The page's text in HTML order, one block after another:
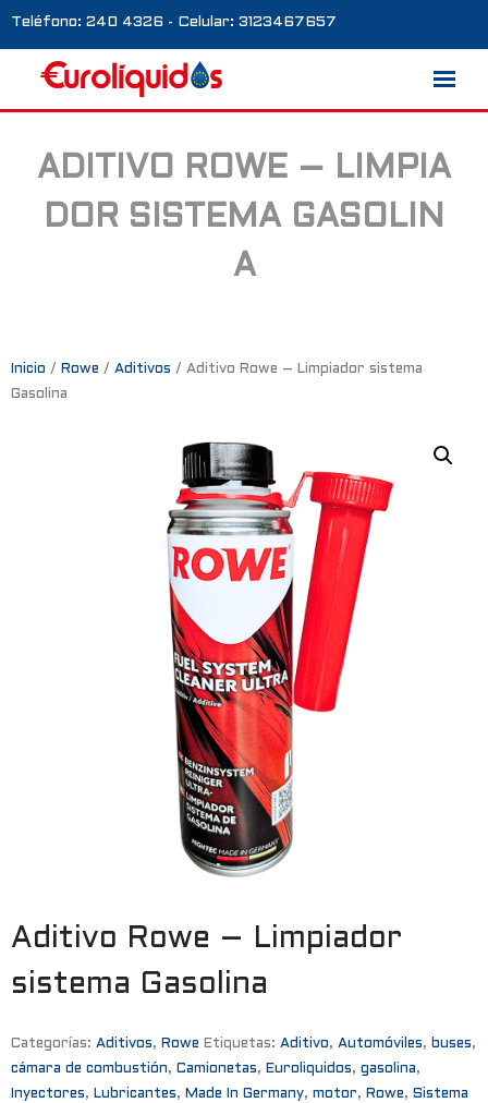
Teléfono: 240 4326 - Celular: 3123467657
Marcas
Nosotros
Contacto
ADITIVO ROWE – LIMPIA
DOR SISTEMA GASOLIN
A
Inicio / Rowe / Aditivos / Aditivo Rowe – Limpiador sistema
Gasolina
Aditivo Rowe – Limpiador
sistema Gasolina
Categorías: Aditivos, Rowe Etiquetas: Aditivo, Automóviles, buses,
cámara de combustión, Camionetas, Euroliquidos, gasolina,
Inyectores, Lubricantes, Made In Germany, motor, Rowe, Sistema